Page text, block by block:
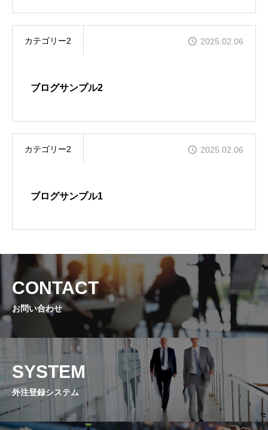
カテゴリー2 2025.02.06
ブログサンプル2
カテゴリー2 2025.02.06
ブログサンプル1
CONTACT
お問い合わせ
SYSTEM
外注登録システム